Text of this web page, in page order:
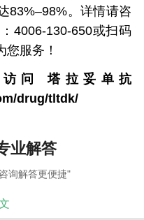
83%–98%。详情请咨
4006-130-650或扫码
服务！
访问塔拉妥单抗
drug/tltdk/
业解答
询解答更便捷"